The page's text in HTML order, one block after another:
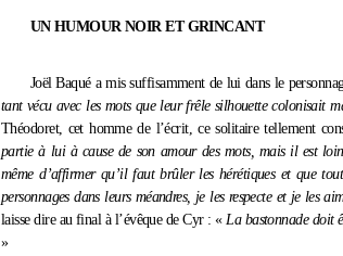
UN HUMOUR NOIR ET GRINCANT
Joël Baqué a mis suffisamment de lui dans le
tant vécu avec les mots que leur frêle silhouette colonisait
Théodoret, cet homme de l’écrit, ce solitaire tellement
partie à lui à cause de son amour des mots, mais il est
même d’affirmer qu’il faut brûler les hérétiques et que
personnages dans leurs méandres, je les respecte et je les
laisse dire au final à l’évêque de Cyr : «La bastonnade doit
»